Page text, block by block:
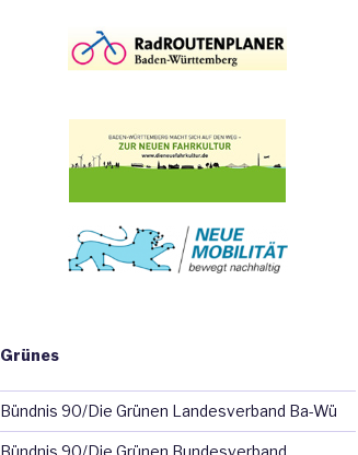
Grünes
Bündnis 90/Die Grünen Landesverband Ba-Wü